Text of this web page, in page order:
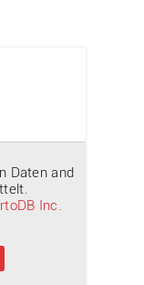
Daten and
Inc.